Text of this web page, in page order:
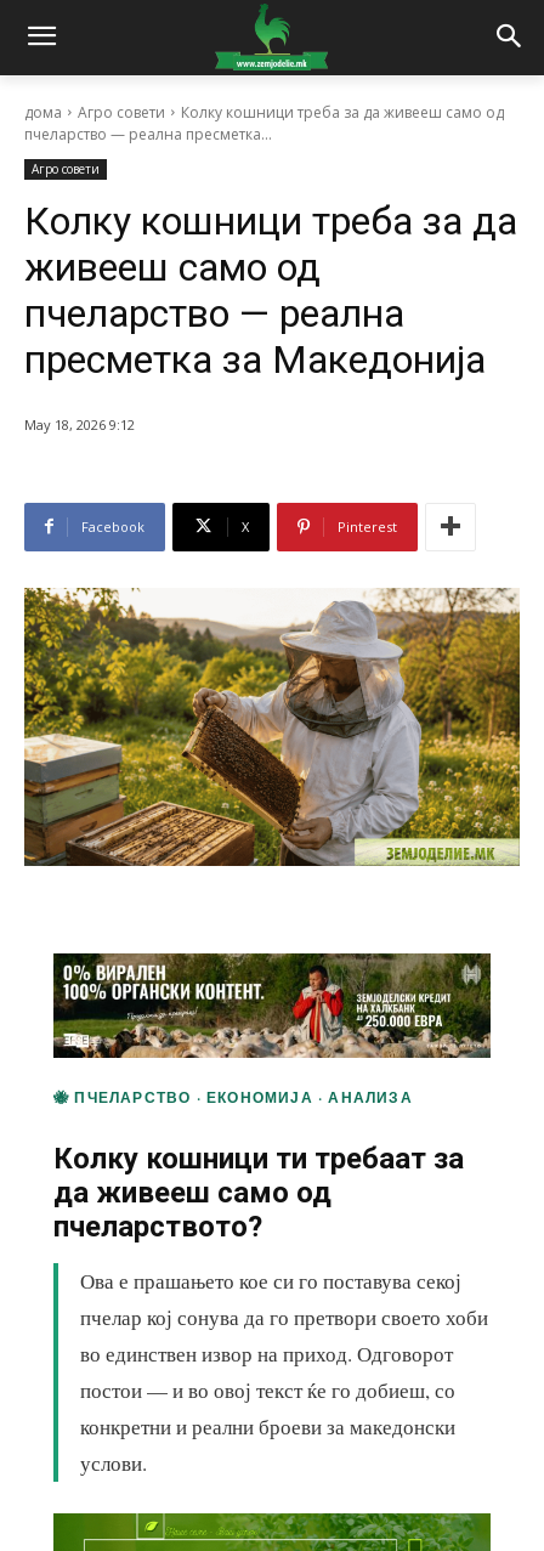
дома Агро совети
Колку кошници треба за да живееш само од
пчеларство — реална пресметка...
Агро совети
Колку кошници треба за да
живееш само од
пчеларство — реална
пресметка за Македонија
May 18, 2026 9:12
Facebook X Pinterest
🐝 ПЧЕЛАРСТВО · ЕКОНОМИЈА · АНАЛИЗА
Колку кошници ти требаат за
да живееш само од
пчеларството?
Ова е прашањето кое си го поставува секој
пчелар кој сонува да го претвори своето хоби
во единствен извор на приход. Одговорот
постои — и во овој текст ќе го добиеш, со
конкретни и реални броеви за македонски
услови.